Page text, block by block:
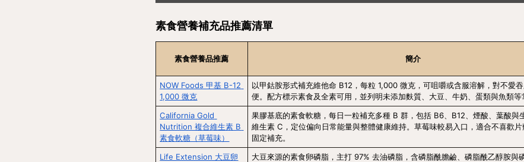
素食營養補充品推薦清單
素食營養品推薦 簡介
NOW Foods 甲基 B-12
1,000 微克
以甲鈷胺形式補充維他命 B12，每粒 1,000 微克，可咀嚼或含服溶解，對不愛
便。配方標示素食及全素可用，並列明未添加麩質、大豆、牛奶、蛋類與魚類等
California Gold
Nutrition 複合維生素 B
素食軟糖（草莓味）
果膠基底的素食軟糖，每日一粒補充多種 B 群，包括 B6、B12、煙酸、葉酸與
維生素 C，定位偏向日常能量與整體健康維持。草莓味較易入口，適合不喜歡片
固定補充。
Life Extension 大豆卵
大豆來源的素食卵磷脂，主打 97% 去油磷脂，含磷脂酰膽鹼、磷脂酰乙醇胺與